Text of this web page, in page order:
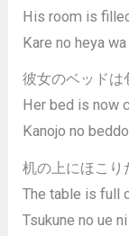
His room is
Kare no heya
彼女のベッドは
Her bed is now
Kanojo no
机の上にほこり
The table is full
Tsukune no ue